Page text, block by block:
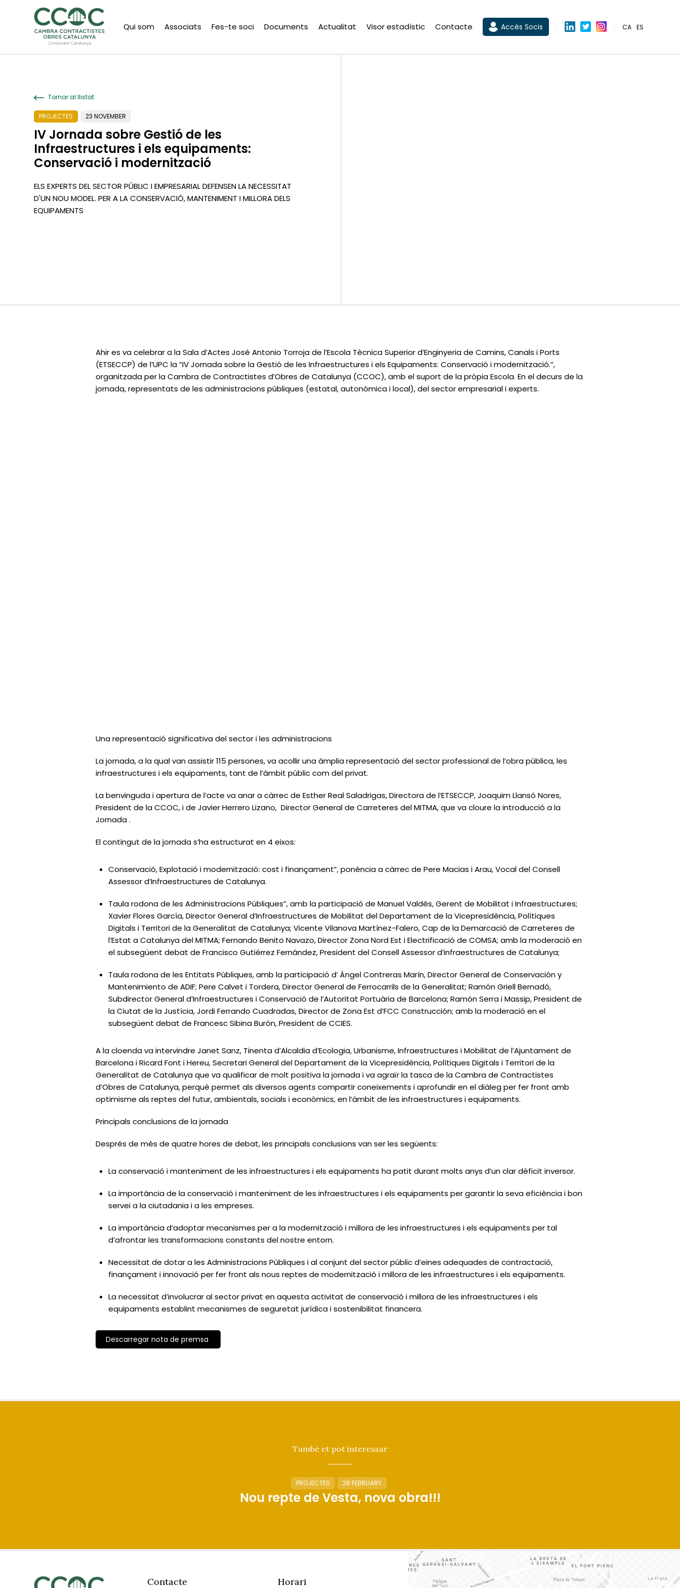
Qui som Associats Fes-te soci Documents Actualitat Visor estadístic Contacte Accès Socis CA ES
Tornar al llistat
PROJECTES 23 NOVEMBER
IV Jornada sobre Gestió de les
Infraestructures i els equipaments:
Conservació i modernització
ELS EXPERTS DEL SECTOR PÚBLIC I EMPRESARIAL DEFENSEN LA NECESSITAT
D'UN NOU MODEL. PER A LA CONSERVACIÓ, MANTENIMENT I MILLORA DELS
EQUIPAMENTS
Ahir es va celebrar a la Sala d’Actes José Antonio Torroja de l’Escola Tècnica Superior d’Enginyeria de Camins, Canals i Ports
(ETSECCP) de l’UPC la “IV Jornada sobre la Gestió de les Infraestructures i els Equipaments: Conservació i modernització.”,
organitzada per la Cambra de Contractistes d’Obres de Catalunya (CCOC), amb el suport de la pròpia Escola. En el decurs de la
jornada, representats de les administracions públiques (estatal, autonòmica i local), del sector empresarial i experts.
Una representació significativa del sector i les administracions
La jornada, a la qual van assistir 115 persones, va acollir una àmplia representació del sector professional de l’obra pública, les
infraestructures i els equipaments, tant de l’àmbit públic com del privat.
La benvinguda i apertura de l’acte va anar a càrrec de Esther Real Saladrigas, Directora de l’ETSECCP, Joaquim Llansó Nores,
President de la CCOC, i de Javier Herrero Lizano, Director General de Carreteres del MITMA, que va cloure la introducció a la
Jornada .
El contingut de la jornada s’ha estructurat en 4 eixos:
Conservació, Explotació i modernització: cost i finançament”, ponència a càrrec de Pere Macias i Arau, Vocal del Consell
Assessor d’Infraestructures de Catalunya.
Taula rodona de les Administracions Públiques”, amb la participació de Manuel Valdés, Gerent de Mobilitat i Infraestructures;
Xavier Flores García, Director General d’Infraestructures de Mobilitat del Departament de la Vicepresidència, Polítiques
Digitals i Territori de la Generalitat de Catalunya; Vicente Vilanova Martínez-Falero, Cap de la Demarcació de Carreteres de
l’Estat a Catalunya del MITMA; Fernando Benito Navazo, Director Zona Nord Est i Electrificació de COMSA; amb la moderació en
el subsegüent debat de Francisco Gutiérrez Fernández, President del Consell Assessor d’infraestructures de Catalunya;
Taula rodona de les Entitats Públiques, amb la participació d’ Ángel Contreras Marín, Director General de Conservación y
Mantenimiento de ADIF; Pere Calvet i Tordera, Director General de Ferrocarrils de la Generalitat; Ramón Griell Bernadó,
Subdirector General d’Infraestructures i Conservació de l’Autoritat Portuària de Barcelona; Ramón Serra i Massip, President de
la Ciutat de la Justícia, Jordi Ferrando Cuadradas, Director de Zona Est d’FCC Construcción; amb la moderació en el
subsegüent debat de Francesc Sibina Burón, President de CCIES.
A la cloenda va intervindre Janet Sanz, Tinenta d’Alcaldia d’Ecologia, Urbanisme, Infraestructures i Mobilitat de l’Ajuntament de
Barcelona i Ricard Font i Hereu, Secretari General del Departament de la Vicepresidència, Polítiques Digitals i Territori de la
Generalitat de Catalunya que va qualificar de molt positiva la jornada i va agraïr la tasca de la Cambra de Contractistes
d’Obres de Catalunya, perquè permet als diversos agents compartir coneixements i aprofundir en el diàleg per fer front amb
optimisme als reptes del futur, ambientals, socials i econòmics, en l’àmbit de les infraestructures i equipaments.
Principals conclusions de la jornada
Després de més de quatre hores de debat, les principals conclusions van ser les següents:
La conservació i manteniment de les infraestructures i els equipaments ha patit durant molts anys d’un clar dèficit inversor.
La importància de la conservació i manteniment de les infraestructures i els equipaments per garantir la seva eficiència i bon
servei a la ciutadania i a les empreses.
La importància d’adoptar mecanismes per a la modernització i millora de les infraestructures i els equipaments per tal
d’afrontar les transformacions constants del nostre entorn.
Necessitat de dotar a les Administracions Públiques i al conjunt del sector públic d’eines adequades de contractació,
finançament i innovació per fer front als nous reptes de modernització i millora de les infraestructures i els equipaments.
La necessitat d’involucrar al sector privat en aquesta activitat de conservació i millora de les infraestructures i els
equipaments establint mecanismes de seguretat jurídica i sostenibilitat financera.
Descarregar nota de premsa
També et pot interessar
PROJECTES 28 FEBRUARY
Nou repte de Vesta, nova obra!!!
Contacte Horari